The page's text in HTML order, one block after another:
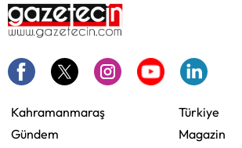
Kahramanmaraş
Gündem
Türkiye
Magazin